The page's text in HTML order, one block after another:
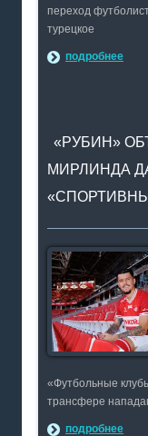
переход
турецкое
подробнее
«РУБИН»
МИРЛИНДА
«Футбольные
трансфере
подробнее